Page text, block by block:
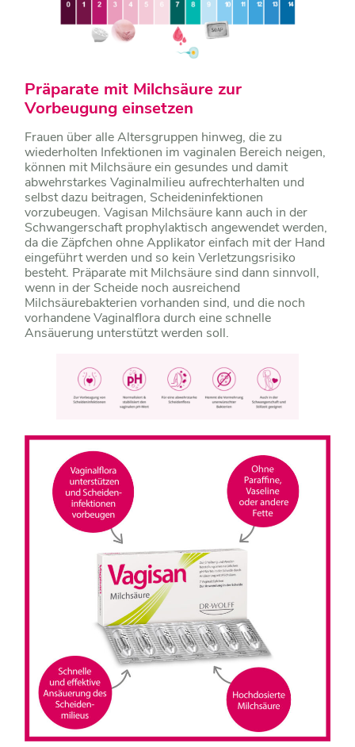
Präparate mit Milchsäure zur
Vorbeugung einsetzen
Frauen über alle Altersgruppen hinweg, die zu
wiederholten Infektionen im vaginalen Bereich neigen,
können mit Milchsäure ein gesundes und damit
abwehrstarkes Vaginalmilieu aufrechterhalten und
selbst dazu beitragen, Scheideninfektionen
vorzubeugen. Vagisan Milchsäure kann auch in der
Schwangerschaft prophylaktisch angewendet werden,
da die Zäpfchen ohne Applikator einfach mit der Hand
eingeführt werden und so kein Verletzungsrisiko
besteht. Präparate mit Milchsäure sind dann sinnvoll,
wenn in der Scheide noch ausreichend
Milchsäurebakterien vorhanden sind, und die noch
vorhandene Vaginalflora durch eine schnelle
Ansäuerung unterstützt werden soll.